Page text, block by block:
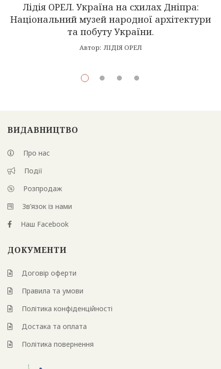
Лідія ОРЕЛ. Україна на схилах Дніпра:
Національний музей народної архітектури
та побуту України.
Автор: ЛІДІЯ ОРЕЛ
ВИДАВНИЦТВО
Про нас
Події
Розпродаж
Зв’язок із нами
Наш Facebook
ДОКУМЕНТИ
Договір оферти
Правила та умови
Політика конфіденційності
Достака та оплата
Політика повернення